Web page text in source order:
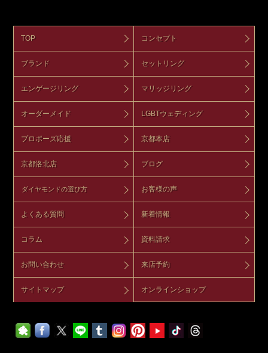
TOP コンセプト
ブランド セットリング
エンゲージリング マリッジリング
オーダーメイド LGBTウェディング
プロポーズ応援 京都本店
京都洛北店 ブログ
ダイヤモンドの選び方 お客様の声
よくある質問 新着情報
コラム 資料請求
お問い合わせ 来店予約
サイトマップ オンラインショップ